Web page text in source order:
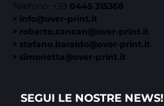
Telefono: +39 0445 315368
> info@over-print.it
> roberto.zancan@over-print.it
> stefano.baraldo@over-print.it
> simonetta@over-print.it
SEGUI LE NOSTRE NEWS!